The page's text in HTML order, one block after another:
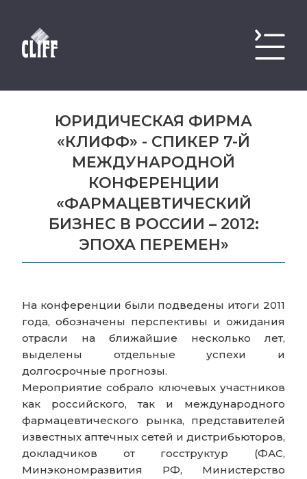
ЮРИДИЧЕСКАЯ ФИРМА
«КЛИФФ» - СПИКЕР 7-Й
МЕЖДУНАРОДНОЙ
КОНФЕРЕНЦИИ
«ФАРМАЦЕВТИЧЕСКИЙ
БИЗНЕС В РОССИИ – 2012:
ЭПОХА ПЕРЕМЕН»
На конференции были подведены итоги 2011
года, обозначены перспективы и ожидания
отрасли на ближайшие несколько лет,
выделены отдельные успехи и
долгосрочные прогнозы.
Мероприятие собрало ключевых участников
как российского, так и международного
фармацевтического рынка, представителей
известных аптечных сетей и дистрибьюторов,
докладчиков от госструктур (ФАС,
Минэкономразвития РФ, Министерство